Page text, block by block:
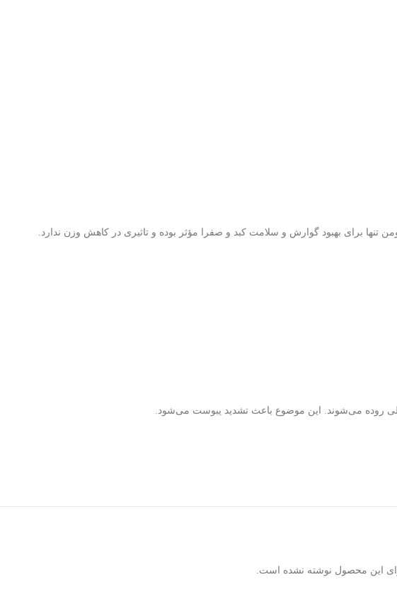
برای بهبود گوارش و سلامت کبد و صفرا مؤثر بوده و تاثیری در کاهش وزن ندارد.
روده می‌شوند. این موضوع باعث تشدید یبوست می‌شود.
این محصول نوشته نشده است.